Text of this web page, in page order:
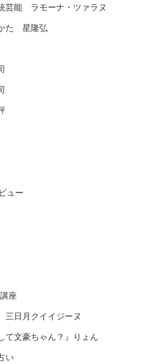
芸能 ラモーナ・ツァラヌ
た 星隆弘
ュー
座
日月クイイジーヌ
て文豪ちゃん？』りょん
い